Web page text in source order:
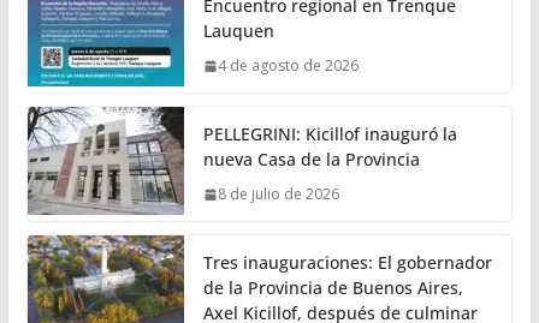
Encuentro regional en Trenque
Lauquen
4 de agosto de 2026
PELLEGRINI: Kicillof inauguró la
nueva Casa de la Provincia
8 de julio de 2026
Tres inauguraciones: El gobernador
de la Provincia de Buenos Aires,
Axel Kicillof, después de culminar